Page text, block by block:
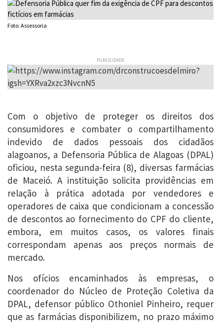
Foto: Assessoria
PUBLICIDADE
Com o objetivo de proteger os direitos dos
consumidores e combater o compartilhamento
indevido de dados pessoais dos cidadãos
alagoanos, a Defensoria Pública de Alagoas (DPAL)
oficiou, nesta segunda-feira (8), diversas farmácias
de Maceió. A instituição solicita providências em
relação à prática adotada por vendedores e
operadores de caixa que condicionam a concessão
de descontos ao fornecimento do CPF do cliente,
embora, em muitos casos, os valores finais
correspondam apenas aos preços normais de
mercado.
Nos ofícios encaminhados às empresas, o
coordenador do Núcleo de Proteção Coletiva da
DPAL, defensor público Othoniel Pinheiro, requer
que as farmácias disponibilizem, no prazo máximo